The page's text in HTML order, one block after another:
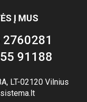
Į MUS
91188
LT-02120 Vilnius